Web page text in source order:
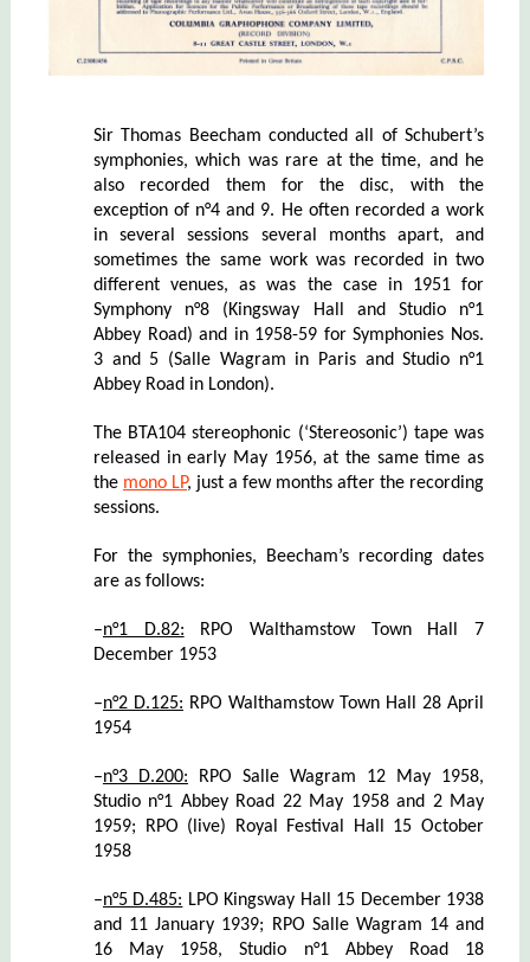
Sir Thomas Beecham conducted all of Schubert’s
symphonies, which was rare at the time, and he
also recorded them for the disc, with the
exception of n°4 and 9. He often recorded a work
in several sessions several months apart, and
sometimes the same work was recorded in two
different venues, as was the case in 1951 for
Symphony n°8 (Kingsway Hall and Studio n°1
Abbey Road) and in 1958-59 for Symphonies Nos.
3 and 5 (Salle Wagram in Paris and Studio n°1
Abbey Road in London).
The BTA104 stereophonic (‘Stereosonic’) tape was
released in early May 1956, at the same time as
the mono LP, just a few months after the recording
sessions.
For the symphonies, Beecham’s recording dates
are as follows:
–n°1 D.82: RPO Walthamstow Town Hall 7
December 1953
–n°2 D.125: RPO Walthamstow Town Hall 28 April
1954
–n°3 D.200: RPO Salle Wagram 12 May 1958,
Studio n°1 Abbey Road 22 May 1958 and 2 May
1959; RPO (live) Royal Festival Hall 15 October
1958
–n°5 D.485: LPO Kingsway Hall 15 December 1938
and 11 January 1939; RPO Salle Wagram 14 and
16 May 1958, Studio n°1 Abbey Road 18